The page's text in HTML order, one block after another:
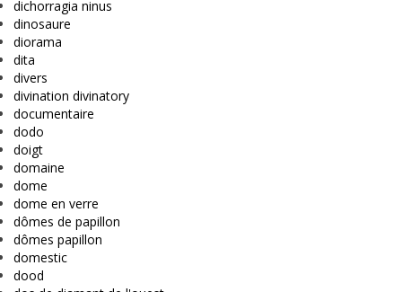
dichorragia ninus
dinosaure
diorama
dita
divers
divination divinatory
documentaire
dodo
doigt
domaine
dome
dome en verre
dômes de papillon
dômes papillon
domestic
dood